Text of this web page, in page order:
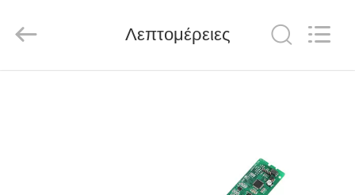
Co.,
Reserved.
Λεπτομέρειες